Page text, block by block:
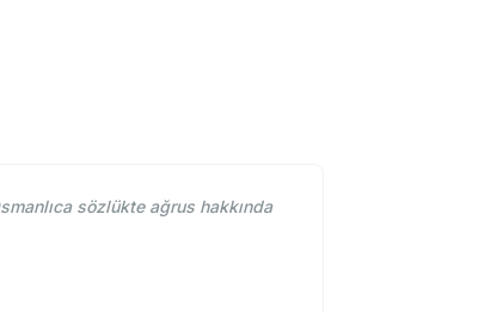
sözlükte ağrus hakkında